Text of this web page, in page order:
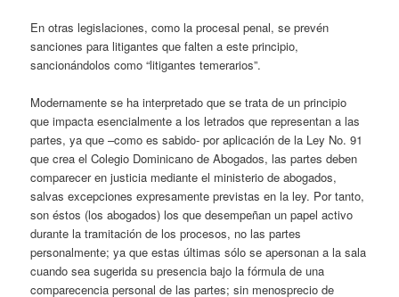
En otras legislaciones, como la procesal penal, se prevén
sanciones para litigantes que falten a este principio,
sancionándolos como “litigantes temerarios”.
Modernamente se ha interpretado que se trata de un principio
que impacta esencialmente a los letrados que representan a las
partes, ya que –como es sabido- por aplicación de la Ley No. 91
que crea el Colegio Dominicano de Abogados, las partes deben
comparecer en justicia mediante el ministerio de abogados,
salvas excepciones expresamente previstas en la ley. Por tanto,
son éstos (los abogados) los que desempeñan un papel activo
durante la tramitación de los procesos, no las partes
personalmente; ya que estas últimas sólo se apersonan a la sala
cuando sea sugerida su presencia bajo la fórmula de una
comparecencia personal de las partes; sin menosprecio de